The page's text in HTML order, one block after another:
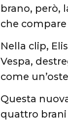
brano, però,
che
Nella clip,
Vespa,
come
Questa
quattro brani